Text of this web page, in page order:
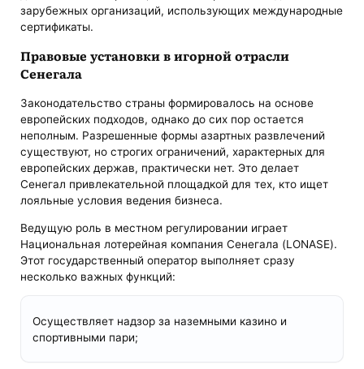
зарубежных организаций, использующих международные
сертификаты.
Правовые установки в игорной отрасли
Сенегала
Законодательство страны формировалось на основе
европейских подходов, однако до сих пор остается
неполным. Разрешенные формы азартных развлечений
существуют, но строгих ограничений, характерных для
европейских держав, практически нет. Это делает
Сенегал привлекательной площадкой для тех, кто ищет
лояльные условия ведения бизнеса.
Ведущую роль в местном регулировании играет
Нaциональная лотерейная компания Сенегала (LONASE).
Этот государственный оператор выполняет сразу
несколько важных функций:
Осуществляет надзор за наземными казино и
спортивными пари;